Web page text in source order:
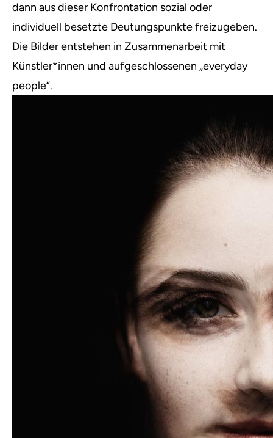
dann aus dieser Konfrontation sozial oder
individuell besetzte Deutungspunkte freizugeben.
Die Bilder entstehen in Zusammenarbeit mit
Künstler*innen und aufgeschlossenen „everyday
people“.